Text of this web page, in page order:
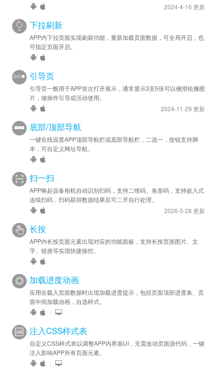
2024-4-16 更新
下拉刷新
APP内下拉页面实现刷新功能，重新加载页面数据，可全局开启，也
可指定页面开启。
引导页
引导页一般用于APP首次打开展示，通常显示3至5张可以侧滑轮播图
片，做操作引导或活动使用。
2024-11-29 更新
底部/顶部导航
一键在线设置APP顶部导航栏或底部导航栏，二选一，按钮支持脚
本，可自定义网址导航。
扫一扫
APP唤起设备相机自动识别扫码，支持二维码、条形码，支持嵌入式
连续扫码，扫码获得数据结果后可二开自行处理。
2026-5-28 更新
长按
APP内长按页面元素出现对应的功能面板，支持长按页面图片、文
字、链接等实现快捷操控。
加载进度动画
应用在载入页面数据时出现加载进度提示，包括页面顶部进度条、页
面中间加载动画，自选样式。
|
注入CSS样式表
自定义CSS样式表以调整APP内界面UI，无需改动页面源代码，一键
注入影响APP所有页面元素。
|